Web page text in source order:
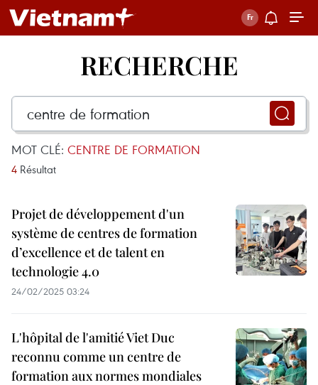
RECHERCHE
MOT CLÉ: CENTRE DE FORMATION
4 Résultat
Projet de développement d'un
système de centres de formation
d’excellence et de talent en
technologie 4.0
24/02/2025 03:24
L'hôpital de l'amitié Viet Duc
reconnu comme un centre de
formation aux normes mondiales